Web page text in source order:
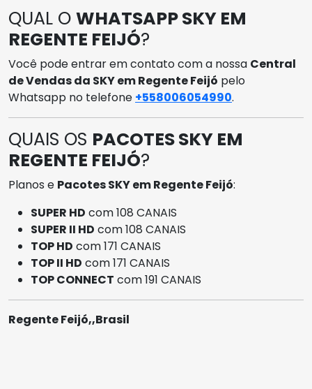
QUAL O WHATSAPP SKY EM
REGENTE FEIJÓ?
Você pode entrar em contato com a nossa Central
de Vendas da SKY em Regente Feijó pelo
Whatsapp no telefone +558006054990.
QUAIS OS PACOTES SKY EM
REGENTE FEIJÓ?
Planos e Pacotes SKY em Regente Feijó:
SUPER HD com 108 CANAIS
SUPER II HD com 108 CANAIS
TOP HD com 171 CANAIS
TOP II HD com 171 CANAIS
TOP CONNECT com 191 CANAIS
Regente Feijó,,Brasil